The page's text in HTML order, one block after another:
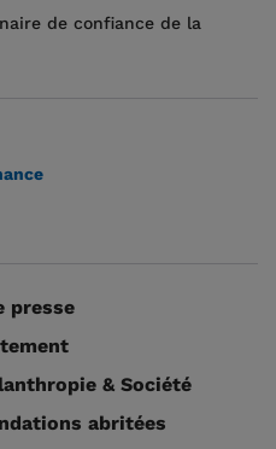
de confiance de la
presse
& Société
abritées